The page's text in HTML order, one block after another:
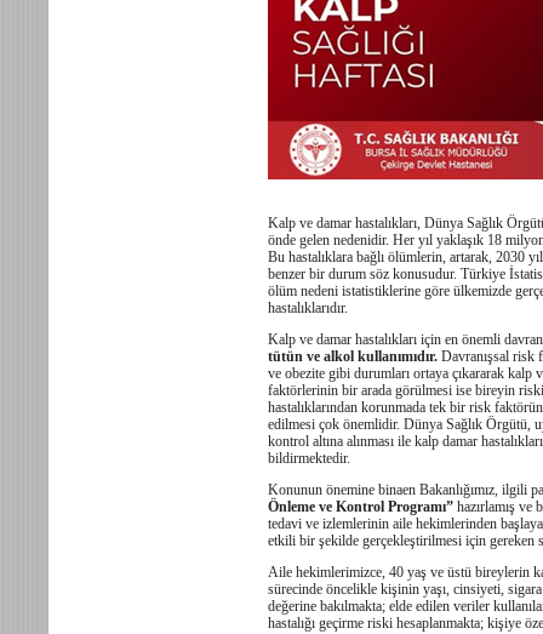
Kalp ve damar hastalıkları, Dünya Sağlık
önde gelen nedenidir. Her yıl yaklaşık 18
Bu hastalıklara bağlı ölümlerin, artarak, 2030
benzer bir durum söz konusudur. Türkiye
ölüm nedeni istatistiklerine göre ülkemizde
hastalıklarıdır.
Kalp ve damar hastalıkları için en önemli
tütün ve alkol kullanımıdır. Davranışsal risk
ve obezite gibi durumları ortaya çıkararak kalp
faktörlerinin bir arada görülmesi ise bireyin
hastalıklarından korunmada tek bir risk
edilmesi çok önemlidir. Dünya Sağlık Örgütü,
kontrol altına alınması ile kalp damar
bildirmektedir.
Konunun önemine binaen Bakanlığımız, ilgili
Önleme ve Kontrol Programı” hazırlamış ve
tedavi ve izlemlerinin aile hekimlerinden
etkili bir şekilde gerçekleştirilmesi için gereken
Aile hekimlerimizce, 40 yaş ve üstü bireylerin
sürecinde öncelikle kişinin yaşı, cinsiyeti,
değerine bakılmakta; elde edilen veriler
hastalığı geçirme riski hesaplanmakta; kişiye